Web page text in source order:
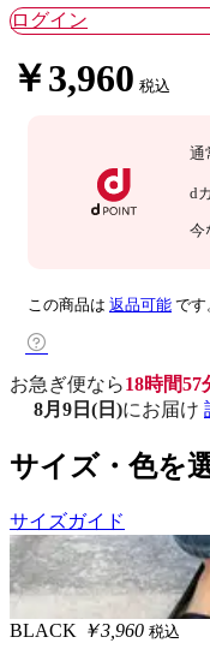
ログイン
￥3,960 税込
通
d
今
この商品は 返品可能 です
お急ぎ便なら18時間57
8月9日(日)にお届け
サイズ・色を
サイズガイド
BLACK ￥3,960 税込